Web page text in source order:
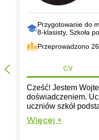
Przygotowanie do
8-klasisty, Szkoła
Przeprowadzono
CV
Cześć! Jestem
doświadczeniem.
uczniów szkół
zaangażowaniem.
Więcej »